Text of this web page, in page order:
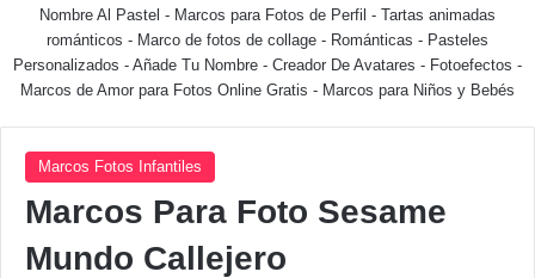
Nombre Al Pastel - Marcos para Fotos de Perfil - Tartas animadas
románticos - Marco de fotos de collage - Románticas - Pasteles
Personalizados - Añade Tu Nombre - Creador De Avatares - Fotoefectos -
Marcos de Amor para Fotos Online Gratis - Marcos para Niños y Bebés
Marcos Fotos Infantiles
Marcos Para Foto Sesame
Mundo Callejero